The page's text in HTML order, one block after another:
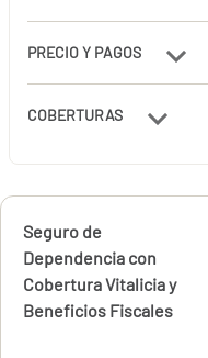
PRECIO Y PAGOS
COBERTURAS
Calcúlalo ahora
Seguro de
Dependencia con
Cobertura Vitalicia y
Beneficios Fiscales